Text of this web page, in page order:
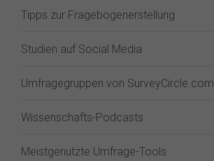
Tipps zur Fragebogenerstellung
Studien auf Social Media
Umfragegruppen von SurveyCircle.com
Wissenschafts-Podcasts
Meistgenutzte Umfrage-Tools